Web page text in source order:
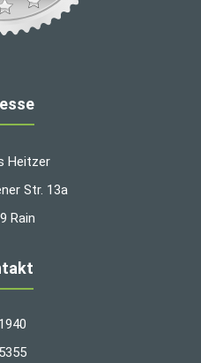
Heitzer
Str. 13a
Rain